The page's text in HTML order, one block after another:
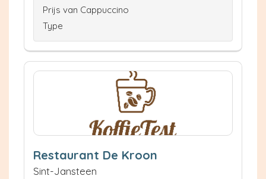
Prijs van Cappuccino
Type
Restaurant De Kroon
Sint-Jansteen